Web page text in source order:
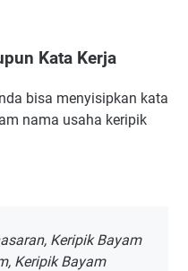
Kata Kerja
bisa menyisipkan kata
nama usaha keripik
Keripik Bayam
Keripik Bayam